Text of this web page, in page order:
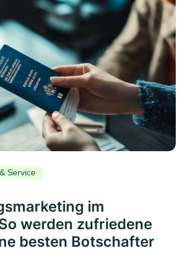
Service
im
werden zufriedene
besten Botschafter